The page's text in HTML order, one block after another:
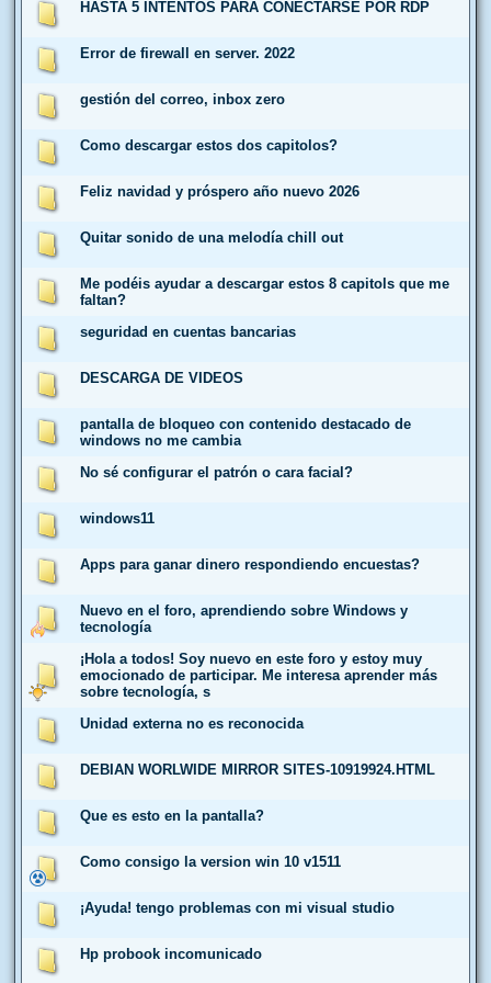
HASTA 5 INTENTOS PARA CONECTARSE POR RDP
Error de firewall en server. 2022
gestión del correo, inbox zero
Como descargar estos dos capitolos?
Feliz navidad y próspero año nuevo 2026
Quitar sonido de una melodía chill out
Me podéis ayudar a descargar estos 8 capitols que me
faltan?
seguridad en cuentas bancarias
DESCARGA DE VIDEOS
pantalla de bloqueo con contenido destacado de
windows no me cambia
No sé configurar el patrón o cara facial?
windows11
Apps para ganar dinero respondiendo encuestas?
Nuevo en el foro, aprendiendo sobre Windows y
tecnología
¡Hola a todos! Soy nuevo en este foro y estoy muy
emocionado de participar. Me interesa aprender más
sobre tecnología, s
Unidad externa no es reconocida
DEBIAN WORLWIDE MIRROR SITES-10919924.HTML
Que es esto en la pantalla?
Como consigo la version win 10 v1511
¡Ayuda! tengo problemas con mi visual studio
Hp probook incomunicado